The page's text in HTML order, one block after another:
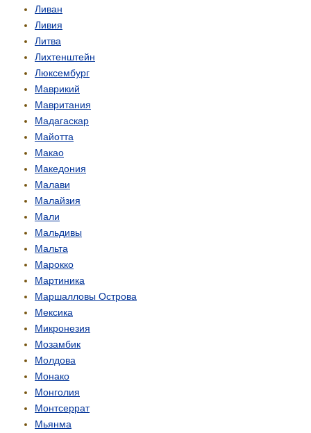
Ливан
Ливия
Литва
Лихтенштейн
Люксембург
Маврикий
Мавритания
Мадагаскар
Майотта
Макао
Македония
Малави
Малайзия
Мали
Мальдивы
Мальта
Марокко
Мартиника
Маршалловы Острова
Мексика
Микронезия
Мозамбик
Молдова
Монако
Монголия
Монтсеррат
Мьянма